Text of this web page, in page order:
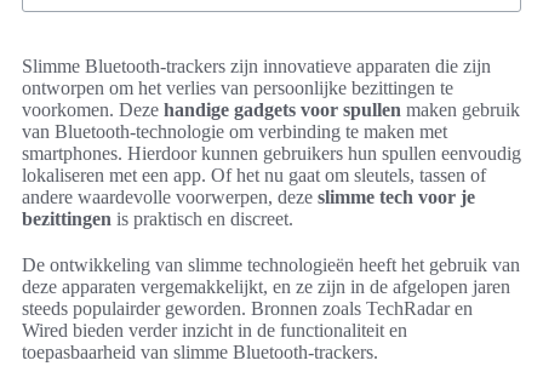
Slimme Bluetooth-trackers zijn innovatieve apparaten die zijn
ontworpen om het verlies van persoonlijke bezittingen te
voorkomen. Deze handige gadgets voor spullen maken gebruik
van Bluetooth-technologie om verbinding te maken met
smartphones. Hierdoor kunnen gebruikers hun spullen eenvoudig
lokaliseren met een app. Of het nu gaat om sleutels, tassen of
andere waardevolle voorwerpen, deze slimme tech voor je
bezittingen is praktisch en discreet.
De ontwikkeling van slimme technologieën heeft het gebruik van
deze apparaten vergemakkelijkt, en ze zijn in de afgelopen jaren
steeds populairder geworden. Bronnen zoals TechRadar en
Wired bieden verder inzicht in de functionaliteit en
toepasbaarheid van slimme Bluetooth-trackers.